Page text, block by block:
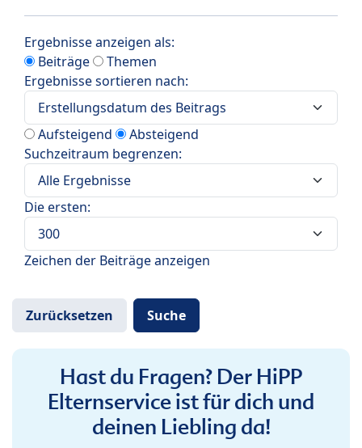
Ergebnisse anzeigen als:
Beiträge
Themen
Ergebnisse sortieren nach:
Aufsteigend
Absteigend
Suchzeitraum begrenzen:
Die ersten:
Zeichen der Beiträge anzeigen
Hast du Fragen? Der HiPP
Elternservice ist für dich und
deinen Liebling da!